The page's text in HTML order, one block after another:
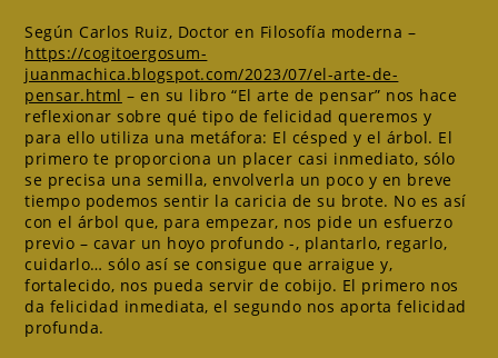
Según Carlos Ruiz, Doctor en Filosofía moderna –
https://cogitoergosum-
juanmachica.blogspot.com/2023/07/el-arte-de-
pensar.html – en su libro “El arte de pensar” nos hace
reflexionar sobre qué tipo de felicidad queremos y
para ello utiliza una metáfora: El césped y el árbol. El
primero te proporciona un placer casi inmediato, sólo
se precisa una semilla, envolverla un poco y en breve
tiempo podemos sentir la caricia de su brote. No es así
con el árbol que, para empezar, nos pide un esfuerzo
previo – cavar un hoyo profundo -, plantarlo, regarlo,
cuidarlo… sólo así se consigue que arraigue y,
fortalecido, nos pueda servir de cobijo. El primero nos
da felicidad inmediata, el segundo nos aporta felicidad
profunda.